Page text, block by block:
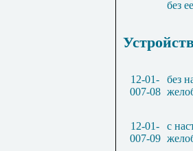
без
12-01-
007-08
без
12-01-
007-09
с